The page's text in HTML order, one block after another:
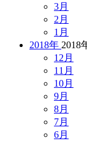
3月
2月
1月
2018年 2018
12月
11月
10月
9月
8月
7月
6月